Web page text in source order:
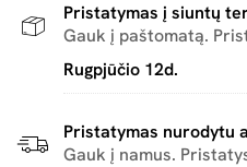
Pristatymas į siuntų
Gauk į paštomatą.
Rugpjūčio 12d.
Pristatymas nurodytu
Gauk į namus.